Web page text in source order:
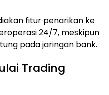
fitur penarikan ke
24/7, meskipun
pada jaringan bank.
Trading